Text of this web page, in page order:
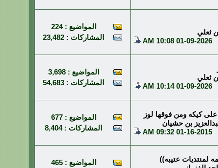
ثعلي
01-09-2026
10:08 AM
المواضيع : 224
المشاركات : 23,482
ثعلي
01-09-2026
10:14 AM
المواضيع : 3,698
المشاركات : 54,683
كيكه ومن فوقها لوز
بن حشيان
01-16-2015
09:32 AM
المواضيع : 677
المشاركات : 8,404
لمنتديات عتيبه))
المواضيع : 465